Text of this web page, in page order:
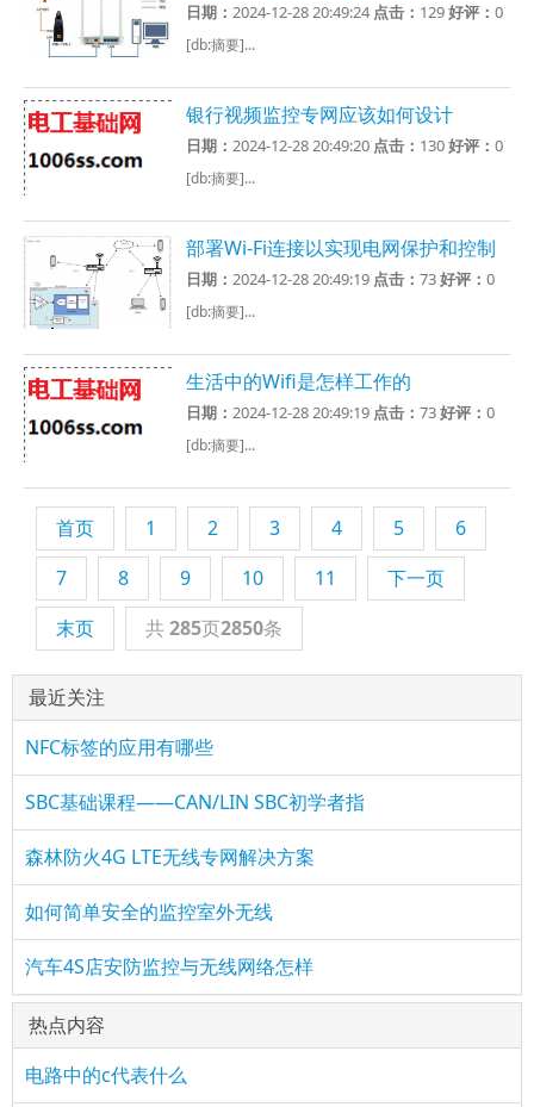
日期：2024-12-28 20:49:24 点击： 129好评：0
[db:摘要]...
银行视频监控专网应该如何设计
日期：2024-12-28 20:49:20 点击： 130好评：0
[db:摘要]...
部署Wi-Fi连接以实现电网保护和控制
日期：2024-12-28 20:49:19 点击：73好评：0
[db:摘要]...
生活中的Wifi是怎样工作的
日期：2024-12-28 20:49:19 点击：73好评：0
[db:摘要]...
首页 1 2 3 4 5
6
7
8 9 10 11
下一页
末页
共285页2850条
最近关注
NFC标签的应用有哪些
SBC基础课程——CAN/LIN SBC初学者指
森林防火4G LTE无线专网解决方案
如何简单安全的监控室外无线
汽车4S店安防监控与无线网络怎样
热点内容
电路中的c代表什么